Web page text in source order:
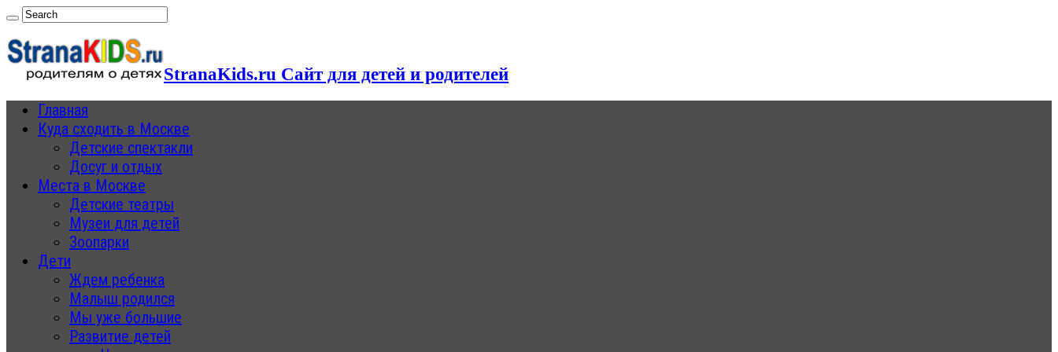
StranaKids.ru Сайт для детей и родителей
Главная
Куда сходить в Москве
Детские спектакли
Досуг и отдых
Места в Москве
Детские театры
Музеи для детей
Зоопарки
Дети
Ждем ребенка
Малыш родился
Мы уже большие
Развитие детей